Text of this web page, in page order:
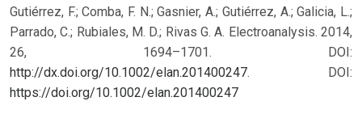
Gutiérrez, F.; Comba, F. N.; Gasnier, A.; Gutiérrez, A.; Galicia, L.;
Parrado, C.; Rubiales, M. D.; Rivas G. A. Electroanalysis. 2014,
26, 1694–1701. DOI:
http://dx.doi.org/10.1002/elan.201400247.
DOI:
https://doi.org/10.1002/elan.201400247